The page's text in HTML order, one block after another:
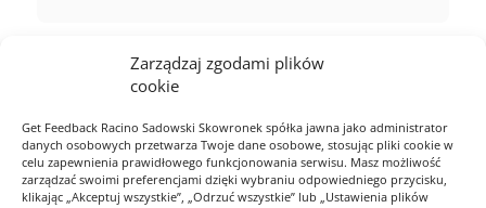
Zarządzaj zgodami plików
cookie
Get Feedback Racino Sadowski Skowronek spółka jawna jako administrator
danych osobowych przetwarza Twoje dane osobowe, stosując pliki cookie w
celu zapewnienia prawidłowego funkcjonowania serwisu. Masz możliwość
zarządzać swoimi preferencjami dzięki wybraniu odpowiedniego przycisku,
klikając „Akceptuj wszystkie”, „Odrzuć wszystkie” lub „Ustawienia plików